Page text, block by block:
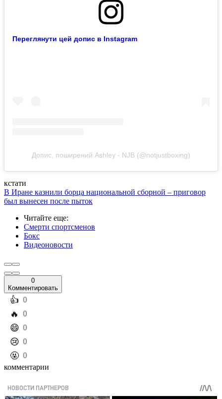
Переглянути цей допис в Instagram
Допис, поширений Ashley - NJB (@notjustboxing)
кстати
В Иране казнили борца национальной сборной – приговор
был вынесен после пыток
Читайте еще:
Смерти спортсменов
Бокс
Видеоновости
0
Комментировать
️👍 0
️🔥 0
️😄 0
️😢 0
️🤬 0
комментарии